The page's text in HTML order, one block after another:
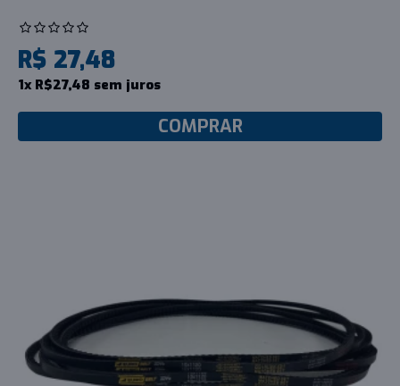
R$ 27,48
1x R$27,48 sem juros
COMPRAR